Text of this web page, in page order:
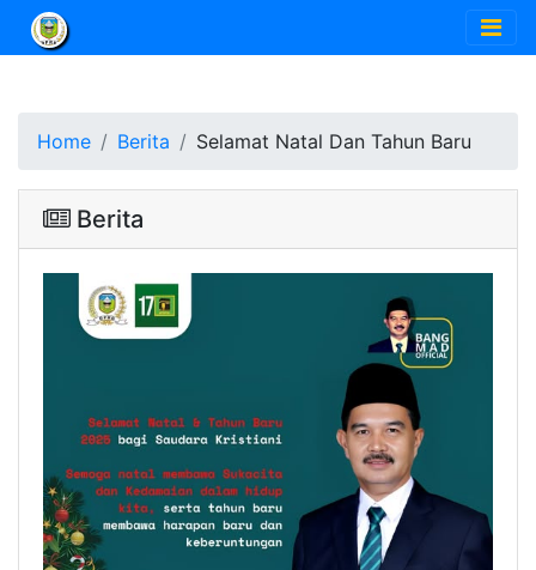
Home Berita Selamat Natal Dan Tahun Baru
Berita